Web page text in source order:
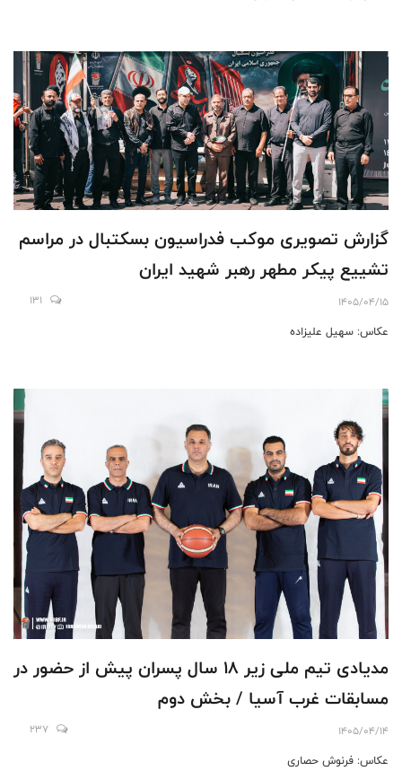
گزارش تصویری موکب فدراسیون بسکتبال در مراسم
تشییع پیکر مطهر رهبر شهید ایران
1405/04/15
131
عکاس: سهیل علیزاده
مدیادی تیم ملی زیر ۱۸ سال پسران پیش از حضور در
مسابقات غرب آسیا / بخش دوم
1405/04/14
237
عکاس: فرنوش حصاری